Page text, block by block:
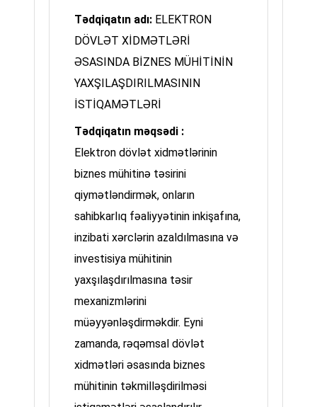
Tədqiqatın adı: ELEKTRON
DÖVLƏT XİDMƏTLƏRİ
ƏSASINDA BİZNES MÜHİTİNİN
YAXŞILAŞDIRILMASININ
İSTİQAMƏTLƏRİ
Tədqiqatın məqsədi :
Elektron dövlət xidmətlərinin
biznes mühitinə təsirini
qiymətləndirmək, onların
sahibkarlıq fəaliyyətinin inkişafına,
inzibati xərclərin azaldılmasına və
investisiya mühitinin
yaxşılaşdırılmasına təsir
mexanizmlərini
müəyyənləşdirməkdir. Eyni
zamanda, rəqəmsal dövlət
xidmətləri əsasında biznes
mühitinin təkmilləşdirilməsi